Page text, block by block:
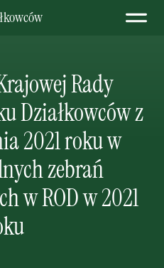
Rady
Działkowców z
2021 roku w
zebrań
w ROD w 2021